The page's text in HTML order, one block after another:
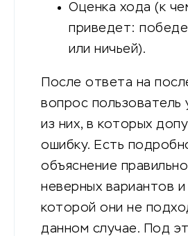
Оценка хода (к
приведет:
или ничьей).
После ответа на
вопрос пользователь
из них, в которых
ошибку. Есть
объяснение
неверных вариантов
которой они не
данном случае. Под